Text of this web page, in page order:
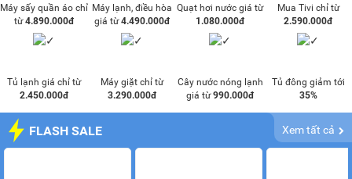
Máy sấy quần áo chỉ
từ4.890.000đ
Máy lạnh, điều hòa
giá từ4.490.000đ
Quạt hơi nước giá từ
1.080.000đ
Mua Tivi chỉ từ
2.590.000đ
Tủ lạnh giá chỉ từ
2.450.000đ
Máy giặt chỉ từ
3.290.000đ
Cây nước nóng lạnh
giá từ990.000đ
Tủ đông giảm tới
35%
FLASH SALE Xem tất cả